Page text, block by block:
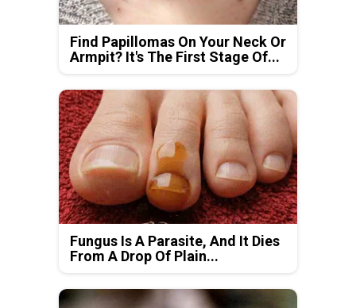
Find Papillomas On Your Neck Or
Armpit? It's The First Stage Of...
Fungus Is A Parasite, And It Dies
From A Drop Of Plain...